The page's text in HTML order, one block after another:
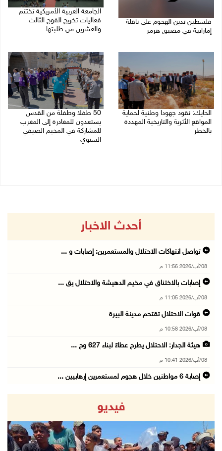
فلسطين تدين الهجوم على ناقلة
إماراتية في مضيق هرمز
الجامعة العربية الأمريكية تختتم
فعاليات تخريج الفوج الثالث
والعشرين من طلبتها
الحايك: نقود جهودا وطنية لحماية
المواقع الأثرية والتاريخية المهددة
بالخطر
50 طفلا وطفلة من القدس
يستعدون للمغادرة إلى المغرب
للمشاركة في المخيم الصيفي
السنوي
أحدث الاخبار
تواصل انتهاكات الاحتلال والمستعمرين: إصابات و ...
08/آب/2026 11:56 م
إصابات بالاختناق في مخيم الدهيشة والاحتلال يق ...
08/آب/2026 11:05 م
قوات الاحتلال تقتحم مدينة البيرة
08/آب/2026 10:58 م
هيئة الجدار: الاحتلال يطرح عطاءً لبناء 627 وح ...
08/آب/2026 10:41 م
إصابة 6 مواطنين خلال هجوم لمستعمرين إرهابيين ...
الاحتلال يحتجز مواطنين من طمون ومخيم الفارعة
08/آب/2026 09:33 م
الاحتلال يقتحم قرية المغير شمال شرق رام الله
فيديو